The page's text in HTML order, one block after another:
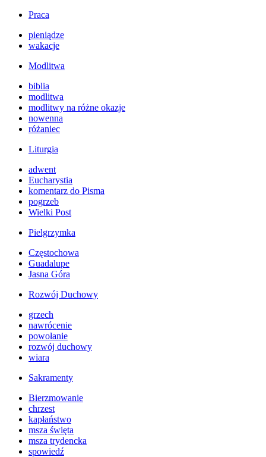
Praca
pieniądze
wakacje
Modlitwa
biblia
modlitwa
modlitwy na różne okazje
nowenna
różaniec
Liturgia
adwent
Eucharystia
komentarz do Pisma
pogrzeb
Wielki Post
Pielgrzymka
Częstochowa
Guadalupe
Jasna Góra
Rozwój Duchowy
grzech
nawrócenie
powołanie
rozwój duchowy
wiara
Sakramenty
Bierzmowanie
chrzest
kapłaństwo
msza święta
msza trydencka
spowiedź